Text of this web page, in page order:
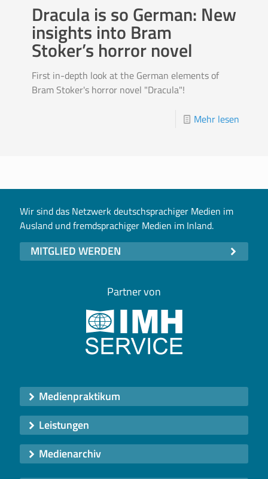
Dracula is so German: New
insights into Bram
Stoker’s horror novel
First in-depth look at the German elements of
Bram Stoker's horror novel "Dracula"!
Mehr lesen
Wir sind das Netzwerk deutschsprachiger Medien im
Ausland und fremdsprachiger Medien im Inland.
MITGLIED WERDEN
Partner von
Medienpraktikum
Leistungen
Medienarchiv